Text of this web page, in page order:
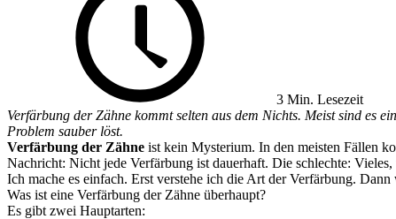
3 Min. Lesezeit
Verfärbung der Zähne kommt selten aus dem Nichts. Meist sind es
Problem sauber löst.
Verfärbung der Zähne ist kein Mysterium. In den meisten Fällen
Nachricht: Nicht jede Verfärbung ist dauerhaft. Die schlechte:
Ich mache es einfach. Erst verstehe ich die Art der Verfärbung.
Was ist eine Verfärbung der Zähne überhaupt?
Es gibt zwei Hauptarten: